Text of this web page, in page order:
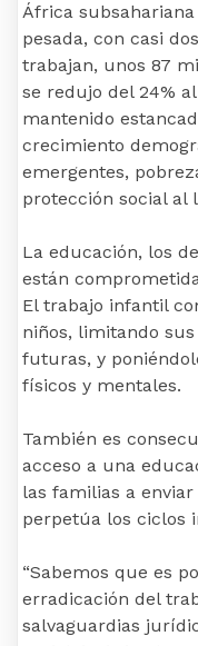
África
pesada, con casi
trabajan, unos 87
se redujo del 24%
mantenido
crecimiento
emergentes,
protección social al
La educación, los
están
El trabajo infantil
niños, limitando
futuras, y
físicos y mentales.
También es
acceso a una
las familias a
perpetúa los ciclos
“Sabemos que es
erradicación del
salvaguardias